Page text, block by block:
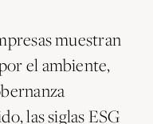
muestran
el ambiente,
las siglas ESG